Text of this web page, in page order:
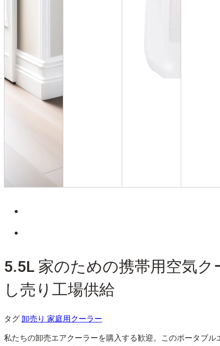
5.5L 家のための携帯用空気ク
し売り工場供給
タグ 卸売り 家庭用クーラー
私たちの卸売エアクーラーを購入する歓迎。このポータブル